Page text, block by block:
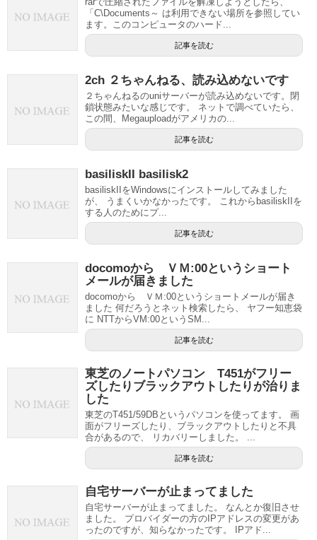
「C\Documents～ は利用できない場所を参照してい
ます。このコンピュータのハード...
記事を読む
2ch ２ちゃんねる、読み込めないです
２ちゃんねるのuniサーバーが読み込めないです。閉
鎖状態みたいな感じです。 ネットで調べていたら、
この間、Megauploadがアメリカの...
記事を読む
basiliskII basilisk2
basiliskIIをWindowsにインストールしてみました
が、 うまくいかなかったです。 これからbasiliskIIを
する人のためにプ...
記事を読む
docomoから ＶＭ:00というショート
メールが届きました
docomoから ＶＭ:00というショートメールが届き
ました 何だろうとネット検索したら、 ヤフー知恵袋
に NTTからVM:00というSM...
記事を読む
東芝のノートパソコン T451がフリー
ズしたりブラックアウトしたりが治りま
した
東芝のT451/59DBというパソコンを使ってます。 画
面がフリーズしたり、ブラックアウトしたりと不具
合があるので、 リカバリーしました。 ...
記事を読む
自宅サーバーが止まってました
自宅サーバーが止まってました。 なんとか復旧させ
ました。 プロバイダーの方のIPアドレスの変更があ
ったのですが、知らなかったです。 IPアド...